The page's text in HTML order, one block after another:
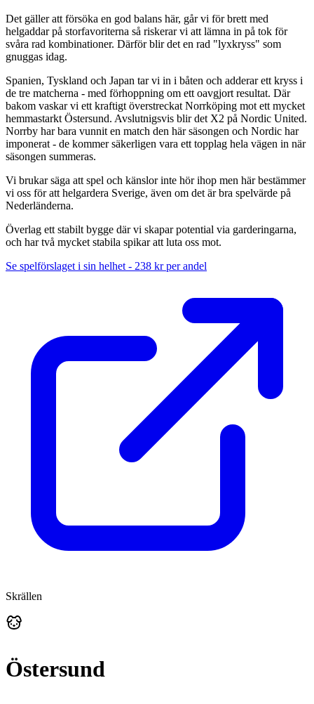
Det gäller att försöka en god balans här, går vi för brett med
helgaddar på storfavoriterna så riskerar vi att lämna in på tok för
svåra rad kombinationer. Därför blir det en rad "lyxkryss" som
gnuggas idag.
Spanien, Tyskland och Japan tar vi in i båten och adderar ett kryss i
de tre matcherna - med förhoppning om ett oavgjort resultat. Där
bakom vaskar vi ett kraftigt överstreckat Norrköping mot ett mycket
hemmastarkt Östersund. Avslutnigsvis blir det X2 på Nordic United.
Norrby har bara vunnit en match den här säsongen och Nordic har
imponerat - de kommer säkerligen vara ett topplag hela vägen in när
säsongen summeras.
Vi brukar säga att spel och känslor inte hör ihop men här bestämmer
vi oss för att helgardera Sverige, även om det är bra spelvärde på
Nederländerna.
Överlag ett stabilt bygge där vi skapar potential via garderingarna,
och har två mycket stabila spikar att luta oss mot.
Se spelförslaget i sin helhet - 238 kr per andel
Skrällen
Östersund